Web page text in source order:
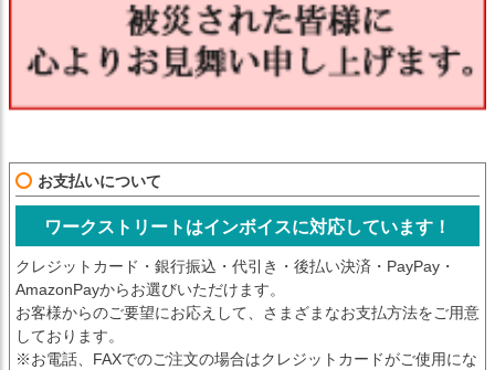
お支払いについて
ワークストリートはインボイスに対応しています！
クレジットカード・銀行振込・代引き・後払い決済・PayPay・
AmazonPayからお選びいただけます。
お客様からのご要望にお応えして、さまざまなお支払方法をご用意
しております。
※お電話、FAXでのご注文の場合はクレジットカードがご使用にな